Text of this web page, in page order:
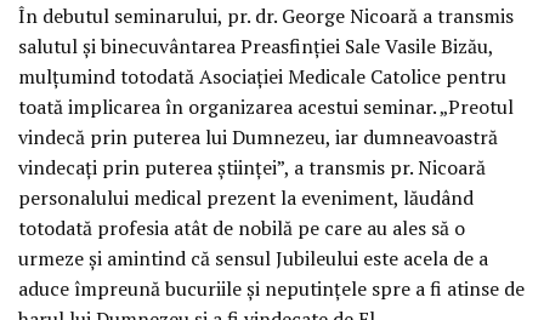
În debutul seminarului, pr. dr. George Nicoară a transmis
salutul și binecuvântarea Preasfinției Sale Vasile Bizău,
mulțumind totodată Asociației Medicale Catolice pentru
toată implicarea în organizarea acestui seminar. „Preotul
vindecă prin puterea lui Dumnezeu, iar dumneavoastră
vindecați prin puterea științei”, a transmis pr. Nicoară
personalului medical prezent la eveniment, lăudând
totodată profesia atât de nobilă pe care au ales să o
urmeze și amintind că sensul Jubileului este acela de a
aduce împreună bucuriile și neputințele spre a fi atinse de